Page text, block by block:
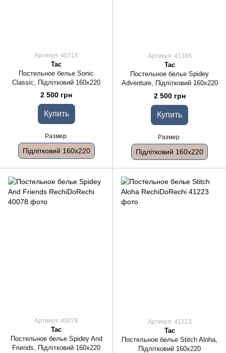
Артикул: 40718
Tac
Постельное белье Sonic
Classic, Підлітковий 160x220
2 500 грн
Купить
Размер
Підлітковий 160x220
Артикул: 41395
Tac
Постельное белье Spidey
Adventure, Підлітковий 160x220
2 500 грн
Купить
Размер
Підлітковий 160x220
Артикул: 40078
Tac
Постельное белье Spidey And
Friends, Підлітковий 160x220
Артикул: 41223
Tac
Постельное белье Stitch Aloha,
Підлітковий 160x220